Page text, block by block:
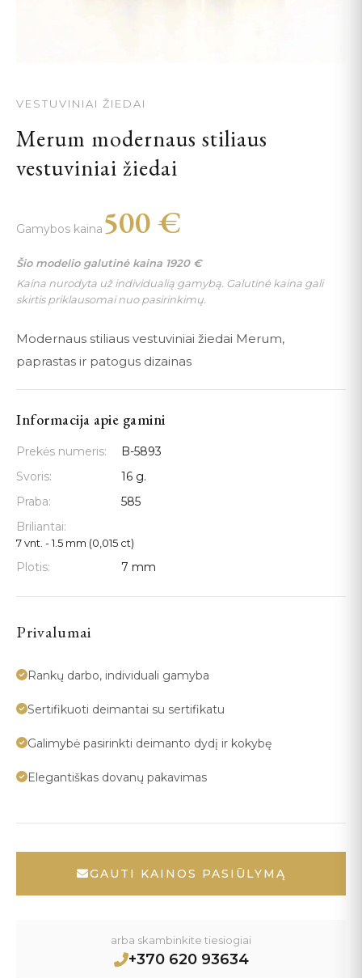
VESTUVINIAI ŽIEDAI
Merum modernaus stiliaus
vestuviniai žiedai
Gamybos kaina 500 €
Šio modelio galutinė kaina 1920 €
Kaina nurodyta už individualią gamybą. Galutinė kaina gali
skirtis priklausomai nuo pasirinkimų.
Modernaus stiliaus vestuviniai žiedai Merum,
paprastas ir patogus dizainas
Informacija apie gamini
Prekės numeris:
B-5893
Svoris:
16 g.
Praba:
585
Briliantai:
7 vnt. - 1.5 mm (0,015 ct)
Plotis: 7 mm
Privalumai
Rankų darbo, individuali gamyba
Sertifikuoti deimantai su sertifikatu
Galimybė pasirinkti deimanto dydį ir kokybę
Elegantiškas dovanų pakavimas
GAUTI KAINOS PASIŪLYMĄ
arba skambinkite tiesiogiai
+370 620 93634